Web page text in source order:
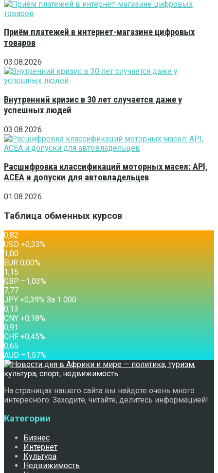
Приём платежей в интернет-магазине цифровых
товаров
03.08.2026
Внутренний кризис в 30 лет случается даже у
успешных людей
03.08.2026
Расшифровка классификаций моторных масел: API,
ACEA и допуски для автовладельцев
01.08.2026
Таблица обменных курсов
0,82
USD +0,33%
1,00
EUR 0,00%
1,15
GBP –1,03%
7,77
JPY +0,39% За 1 000
0,13
CNY +0,18%
0,91
CHF +0,45%
0,65
AUD –1,57%
На страницах нашего сайта вы найдете очень много
интересного. Заходите, читайте, делитесь информацией!
Категории
Бизнес
Интернет
Культура
Недвижимость